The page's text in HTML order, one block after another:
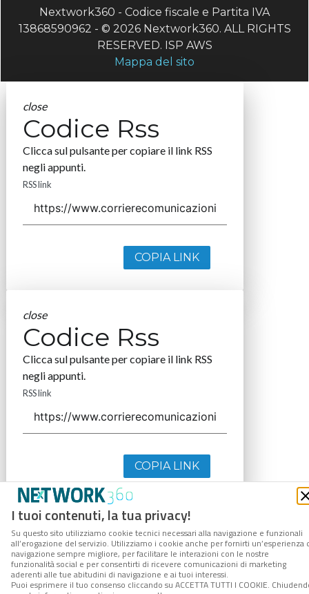
I tuoi contenuti, la tua privacy!
Su questo sito utilizziamo cookie tecnici necessari alla navigazione e funzionali
all’erogazione del servizio. Utilizziamo i cookie anche per fornirti un’esperienza
navigazione sempre migliore, per facilitare le interazioni con le nostre
funzionalità social e per consentirti di ricevere comunicazioni di marketing
aderenti alle tue abitudini di navigazione e ai tuoi interessi.
Puoi esprimere il tuo consenso cliccando su ACCETTA TUTTI I COOKIE.
Nextwork360 - Codice fiscale e Partita IVA
13868590962 - © 2026 Nextwork360. ALL RIGHTS
RESERVED. ISP AWS
Mappa del sito
close
Codice Rss
Clicca sul pulsante per copiare il link RSS
negli appunti.
RSS link
COPIA LINK
close
Codice Rss
Clicca sul pulsante per copiare il link RSS
negli appunti.
RSS link
COPIA LINK